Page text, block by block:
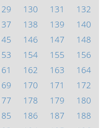
130 131
132
138 139
140
146 147
148
154 155
156
162 163
164
170 171
172
178 179
180
186 187
188